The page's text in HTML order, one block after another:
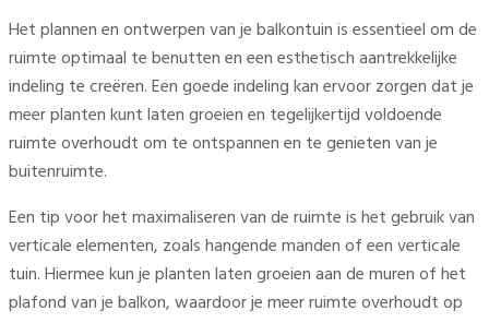
Het plannen en ontwerpen van je balkontuin is essentieel om de
ruimte optimaal te benutten en een esthetisch aantrekkelijke
indeling te creëren. Een goede indeling kan ervoor zorgen dat je
meer planten kunt laten groeien en tegelijkertijd voldoende
ruimte overhoudt om te ontspannen en te genieten van je
buitenruimte.
Een tip voor het maximaliseren van de ruimte is het gebruik van
verticale elementen, zoals hangende manden of een verticale
tuin. Hiermee kun je planten laten groeien aan de muren of het
plafond van je balkon, waardoor je meer ruimte overhoudt op